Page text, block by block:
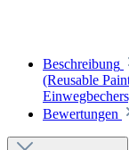
Beschreibung
(Reusable
Bewertungen